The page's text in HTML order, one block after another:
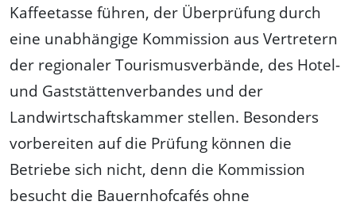
Kaffeetasse führen, der Überprüfung durch
eine unabhängige Kommission aus Vertretern
der regionaler Tourismusverbände, des Hotel-
und Gaststättenverbandes und der
Landwirtschaftskammer stellen. Besonders
vorbereiten auf die Prüfung können die
Betriebe sich nicht, denn die Kommission
besucht die Bauernhofcafés ohne